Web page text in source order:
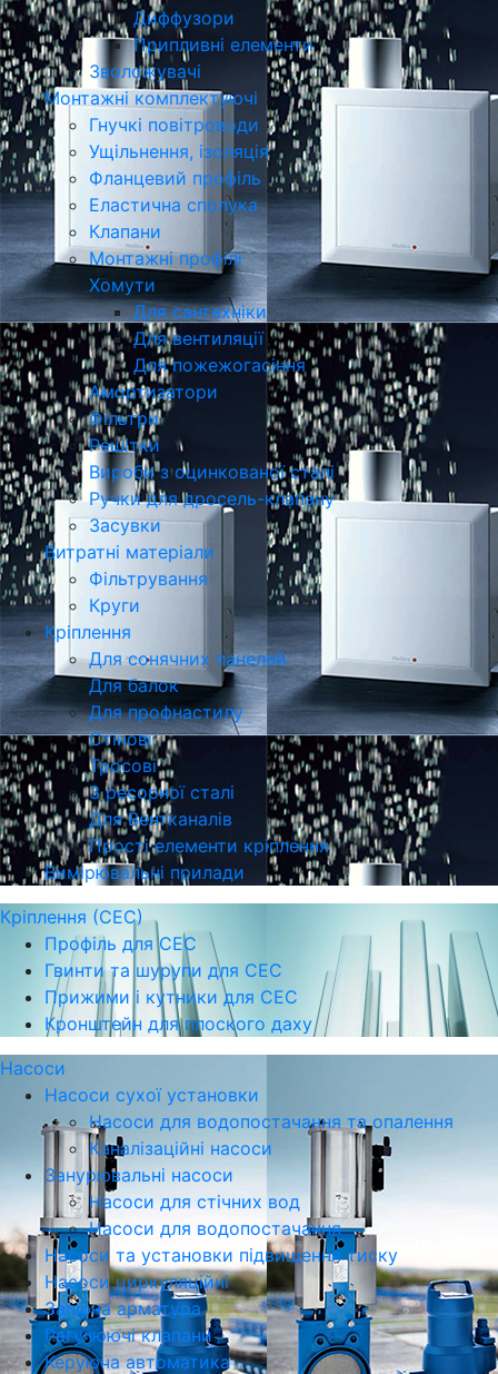
Диффузори
Припливні елементи
Зволожувачі
Монтажні комплектуючі
Гнучкі повітроводи
Ущільнення, ізоляція
Фланцевий профіль
Еластична сполука
Клапани
Монтажні профілі
Хомути
Для сантехніки
Для вентиляції
Для пожежогасіння
Амортизатори
Фільтри
Решітки
Вироби з оцинкованої сталі
Ручки для дросель-клапану
Засувки
Витратні матеріали
Фільтрування
Круги
Кріплення
Для сонячних панелей
Для балок
Для профнастилу
Стінові
Тросові
З ресорної сталі
Для Вентканалів
Прості елементи кріплення
Вимірювальні прилади
Кріплення (СЕС)
Профіль для СЕС
Гвинти та шурупи для СЕС
Прижими і кутники для СЕС
Кронштейн для плоского даху
Насоси
Насоси сухої установки
Насоси для водопостачання та опалення
Каналізаційні насоси
Занурювальні насоси
Насоси для стічних вод
Насоси для водопостачання
Насоси та установки підвищення тиску
Насоси циркуляційні
Запірна арматура
Регулюючі клапани
Керуюча автоматика